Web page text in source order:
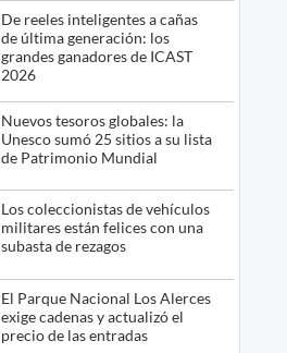
De reeles inteligentes a cañas
de última generación: los
grandes ganadores de ICAST
2026
Nuevos tesoros globales: la
Unesco sumó 25 sitios a su lista
de Patrimonio Mundial
Los coleccionistas de vehículos
militares están felices con una
subasta de rezagos
El Parque Nacional Los Alerces
exige cadenas y actualizó el
precio de las entradas